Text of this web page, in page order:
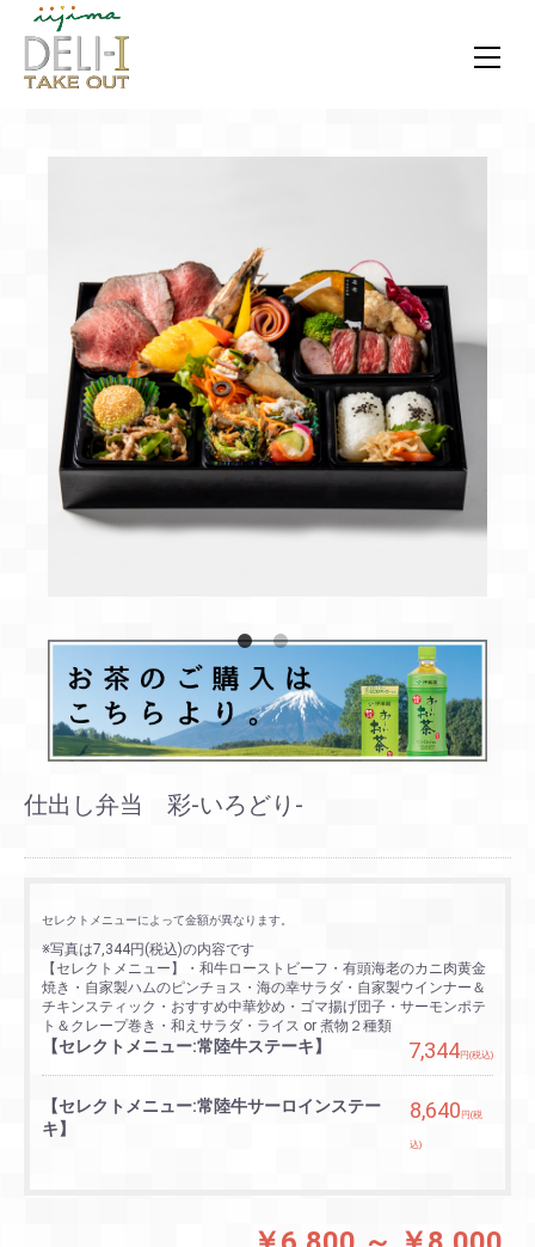
仕出し弁当 彩-いろどり-
セレクトメニューによって金額が異なります。
※写真は7,344円(税込)の内容です
【セレクトメニュー】・和牛ローストビーフ・有頭海老のカニ肉黄金
焼き・自家製ハムのピンチョス・海の幸サラダ・自家製ウインナー＆
チキンスティック・おすすめ中華炒め・ゴマ揚げ団子・サーモンポテ
ト＆クレープ巻き・和えサラダ・ライス or 煮物２種類
【セレクトメニュー:常陸牛ステーキ】 7,344円(税込)
【セレクトメニュー:常陸牛サーロインステー
キ】
8,640 円(税
込)